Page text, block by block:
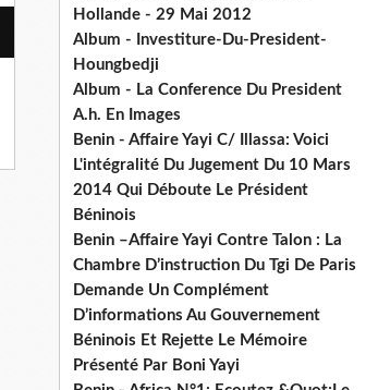
Hollande - 29 Mai 2012
Album - Investiture-Du-President-
Houngbedji
Album - La Conference Du President
A.h. En Images
Benin - Affaire Yayi C/ Illassa: Voici
L'intégralité Du Jugement Du 10 Mars
2014 Qui Déboute Le Président
Béninois
Benin –Affaire Yayi Contre Talon : La
Chambre D’instruction Du Tgi De Paris
Demande Un Complément
D’informations Au Gouvernement
Béninois Et Rejette Le Mémoire
Présenté Par Boni Yayi